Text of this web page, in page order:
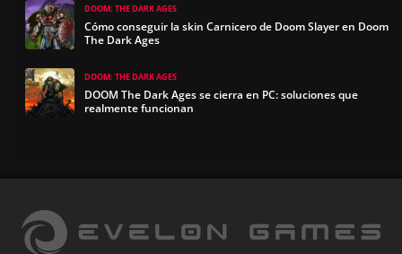
DOOM: THE DARK AGES
Cómo conseguir la skin Carnicero de Doom Slayer en Doom
The Dark Ages
DOOM: THE DARK AGES
DOOM The Dark Ages se cierra en PC: soluciones que
realmente funcionan